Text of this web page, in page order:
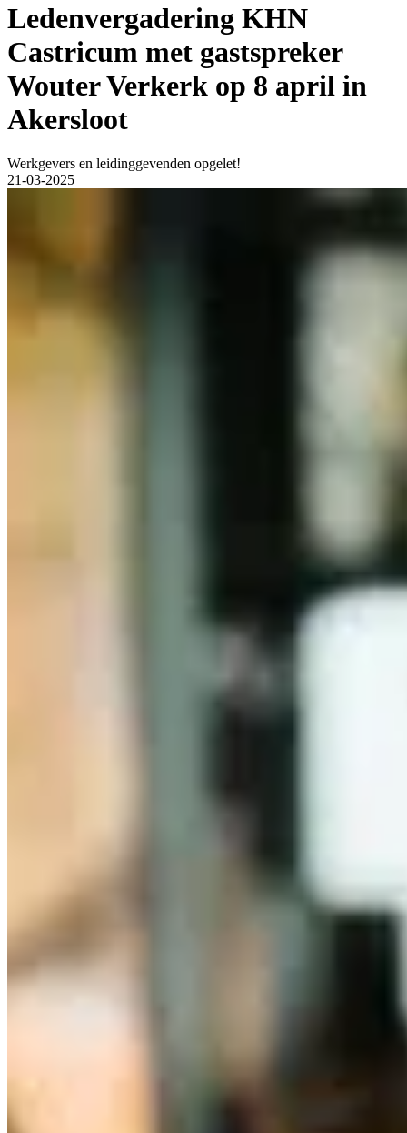
Ledenvergadering KHN
Castricum met gastspreker
Wouter Verkerk op 8 april in
Akersloot
Werkgevers en leidinggevenden opgelet!
21-03-2025